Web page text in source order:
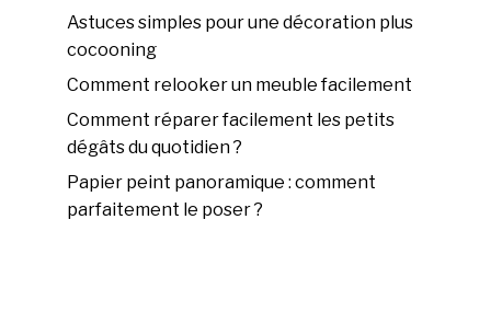
Astuces simples pour une décoration plus
cocooning
Comment relooker un meuble facilement
Comment réparer facilement les petits
dégâts du quotidien ?
Papier peint panoramique : comment
parfaitement le poser ?